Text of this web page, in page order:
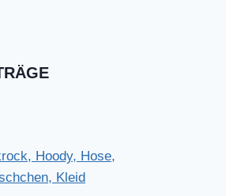
Hoody, Hose,
Kleid